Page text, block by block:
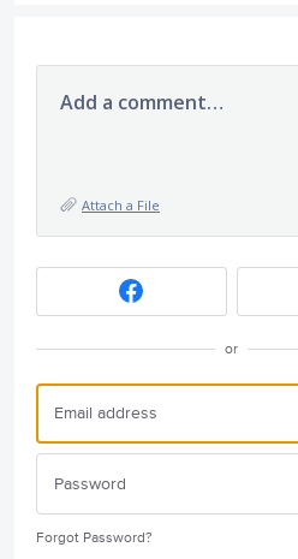
Add a comment…
Attach a File
or
Forgot Password?